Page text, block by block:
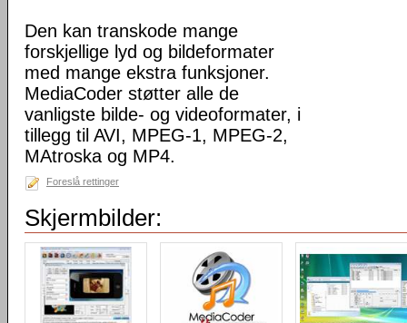
Den kan transkode mange
forskjellige lyd og bildeformater
med mange ekstra funksjoner.
MediaCoder støtter alle de
vanligste bilde- og videoformater, i
tillegg til AVI, MPEG-1, MPEG-2,
MAtroska og MP4.
Foreslå rettinger
Skjermbilder: